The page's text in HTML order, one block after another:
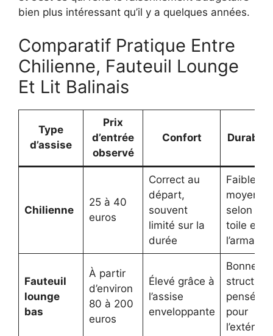
bien plus intéressant qu’il y a quelques années.
Comparatif Pratique Entre
Chilienne, Fauteuil Lounge
Et Lit Balinais
Type
d’assise
Prix
d’entrée
observé
Confort
Chilienne
25 à 40
euros
Correct au
départ,
souvent
limité sur la
durée
Faible à
moyenne
selon la
toile et
Fauteuil
lounge
bas
À partir
d’environ
80 à 200
euros
Élevé grâce à
l’assise
enveloppante
Bonne si
structure
pensée
pour
l’extérieur